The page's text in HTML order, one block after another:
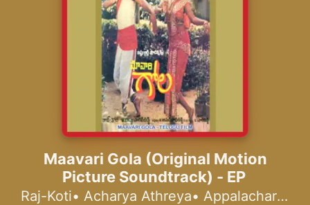
Установить Apple Music
Maavari Gola (Original Motion
Picture Soundtrack) - EP
Raj-Koti• Acharya Athreya• Appalacharya